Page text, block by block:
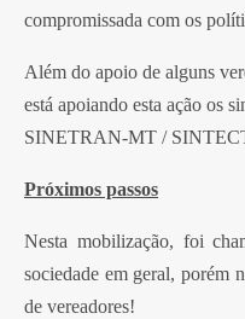
compromissada com os
Além do apoio de alguns
está apoiando esta ação os
SINETRAN-MT /
Próximos passos
Nesta mobilização, foi
sociedade em geral, porém
de vereadores!